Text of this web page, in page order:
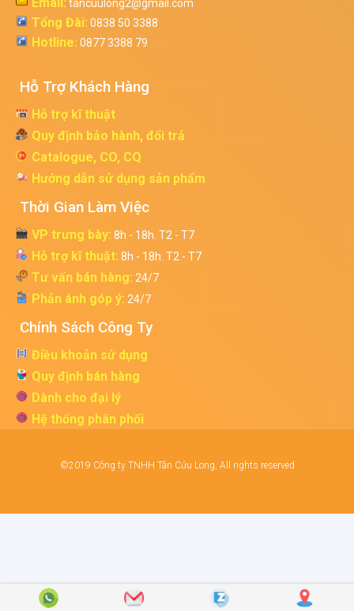
tancuulong2@gmail.com
Tổng Đài: 0838 50 3388
Hotline: 0877 3388 79
Hỗ Trợ Khách Hàng
Hỗ trợ kĩ thuật
Quy định bảo hành, đổi trả
Catalogue, CO, CQ
Hướng dẫn sử dụng sản phẩm
Thời Gian Làm Việc
VP trưng bày: 8h - 18h. T2 - T7
Hỗ trợ kĩ thuật: 8h - 18h. T2 - T7
Tư vấn bán hàng: 24/7
Phản ánh góp ý: 24/7
Chính Sách Công Ty
Điều khoản sử dụng
Quy định bán hàng
Dành cho đại lý
Hệ thống phân phối
©2019 Công ty TNHH Tân Cửu Long, All rights reserved